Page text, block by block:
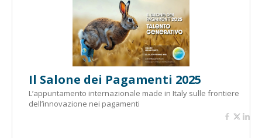
Il Salone dei Pagamenti 2025
L’appuntamento internazionale made in Italy sulle frontiere
dell’innovazione nei pagamenti